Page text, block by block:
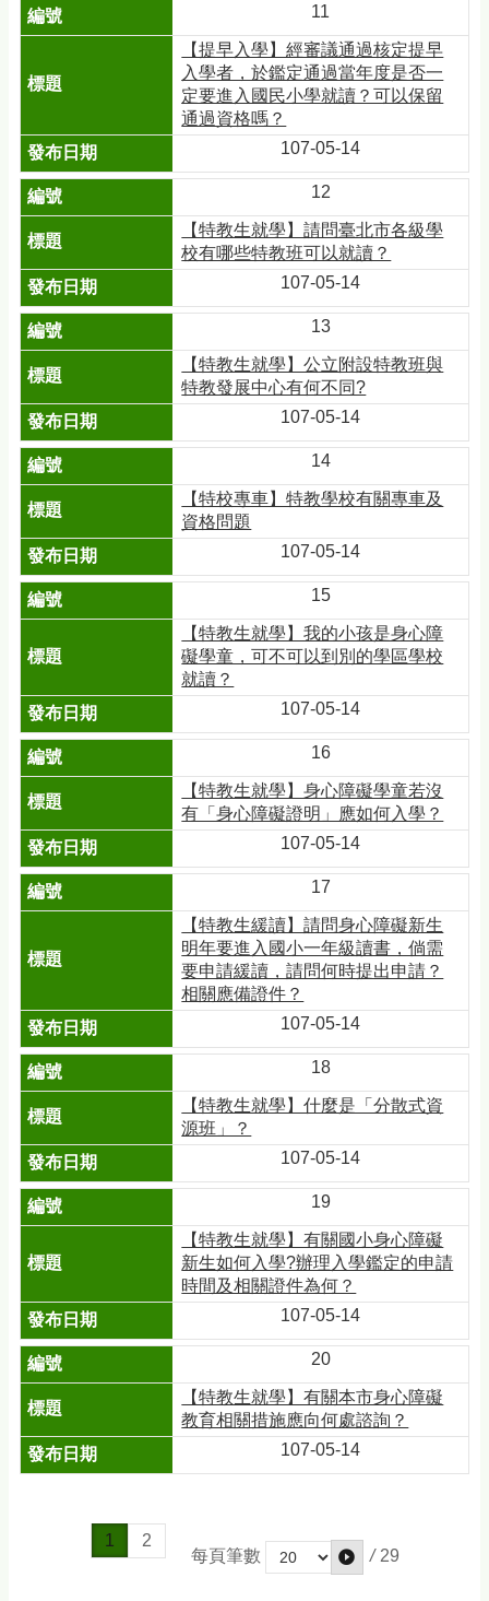
11
【提早入學】經審議通過核定提早
入學者，於鑑定通過當年度是否一
定要進入國民小學就讀？可以保留
通過資格嗎？
107-05-14
12
【特教生就學】請問臺北市各級學
校有哪些特教班可以就讀？
107-05-14
13
【特教生就學】公立附設特教班與
特教發展中心有何不同?
107-05-14
14
【特校專車】特教學校有關專車及
資格問題
107-05-14
15
【特教生就學】我的小孩是身心障
礙學童，可不可以到別的學區學校
就讀？
107-05-14
16
【特教生就學】身心障礙學童若沒
有「身心障礙證明」應如何入學？
107-05-14
17
【特教生緩讀】請問身心障礙新生
明年要進入國小一年級讀書，倘需
要申請緩讀，請問何時提出申請？
相關應備證件？
107-05-14
18
【特教生就學】什麼是「分散式資
源班」？
107-05-14
19
【特教生就學】有關國小身心障礙
新生如何入學?辦理入學鑑定的申請
時間及相關證件為何？
107-05-14
20
【特教生就學】有關本市身心障礙
教育相關措施應向何處諮詢？
107-05-14
1
2
每頁筆數
/ 29